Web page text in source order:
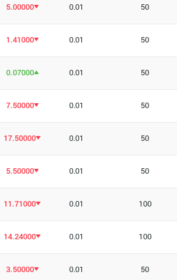
5.00000 0.01 50
1.41000 0.01 50
0.07000 0.01 50
7.50000 0.01 50
17.50000 0.01 50
5.50000 0.01 50
11.71000 0.01 100
14.24000 0.01 100
3.50000 0.01 50